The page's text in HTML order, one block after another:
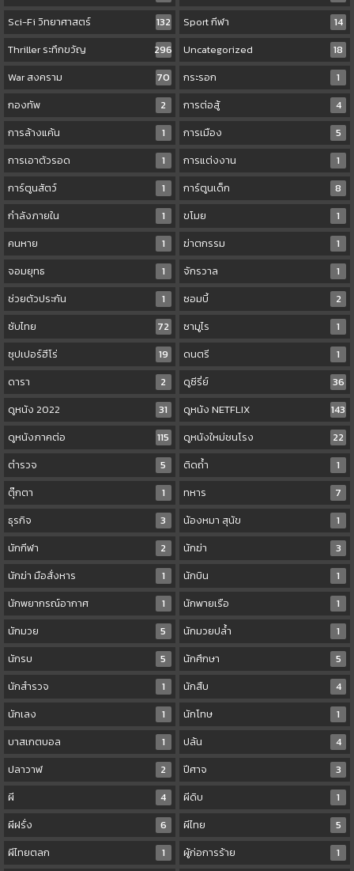
Sci-Fi วิทยาศาสตร์
132 Sport กีฬา
14
Thriller ระทึกขวัญ
296 Uncategorized
18
War สงคราม
70 กระรอก
1
กองทัพ
2 การต่อสู้
4
การล้างแค้น
1 การเมือง
5
การเอาตัวรอด
1 การแต่งงาน
1
การ์ตูนสัตว์
1 การ์ตูนเด็ก
8
กำลังภายใน
1 ขโมย
1
คนหาย
1 ฆ่าตกรรม
1
จอมยุทธ
1 จักรวาล
1
ช่วยตัวประกัน
1 ซอมบี้
2
ซับไทย
72 ซามูไร
1
ซุปเปอร์ฮีโร่
19 ดนตรี
1
ดารา
2 ดูซีรี่ย์
36
ดูหนัง 2022
31 ดูหนัง NETFLIX
143
ดูหนังภาคต่อ
115 ดูหนังใหม่ชนโรง
22
ตำรวจ
5 ติดถ้ำ
1
ตุ๊กตา
1 ทหาร
7
ธุรกิจ
3 น้องหมา สุนัข
1
นักกีฬา
2 นักฆ่า
3
นักฆ่า มือสั่งหาร
1 นักบิน
1
นักพยากรณ์อากาศ
1 นักพายเรือ
1
นักมวย
5 นักมวยปล้ำ
1
นักรบ
5 นักศึกษา
5
นักสำรวจ
1 นักสืบ
4
นักเลง
1 นักโทษ
1
บาสเกตบอล
1 ปล้น
4
ปลาวาฬ
2 ปีศาจ
3
ผี
4 ผีดิบ
1
ผีฝรั่ง
6 ผีไทย
5
ผีไทยตลก
1 ผู้ก่อการร้าย
1